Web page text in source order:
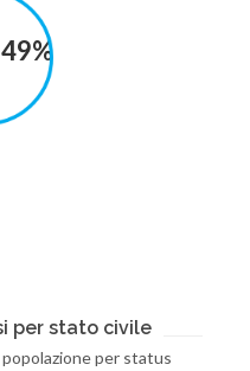
per stato civile
per status